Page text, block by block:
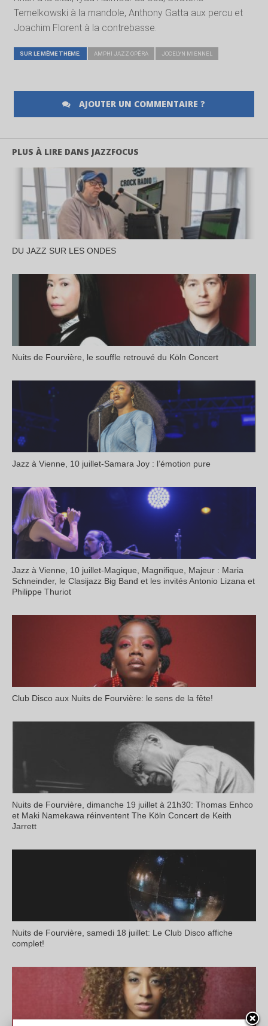
Temelkowski à la mandole, Anthony Gatta aux percu et
Joachim Florent à la contrebasse.
SUR LE MÊME THÈME: AMPHI JAZZ OPÉRA JOCELYN MIENNEL
AJOUTER UN COMMENTAIRE ?
PLUS À LIRE DANS JAZZFOCUS
DU JAZZ SUR LES ONDES
Nuits de Fourvière, le souffle retrouvé du Köln Concert
Jazz à Vienne, 10 juillet-Samara Joy : l’émotion pure
Jazz à Vienne, 10 juillet-Magique, Magnifique, Majeur : Maria
Schneinder, le Clasijazz Big Band et les invités Antonio Lizana et
Philippe Thuriot
Club Disco aux Nuits de Fourvière: le sens de la fête!
Nuits de Fourvière, dimanche 19 juillet à 21h30: Thomas Enhco
et Maki Namekawa réinventent The Köln Concert de Keith
Jarrett
Nuits de Fourvière, samedi 18 juillet: Le Club Disco affiche
complet!